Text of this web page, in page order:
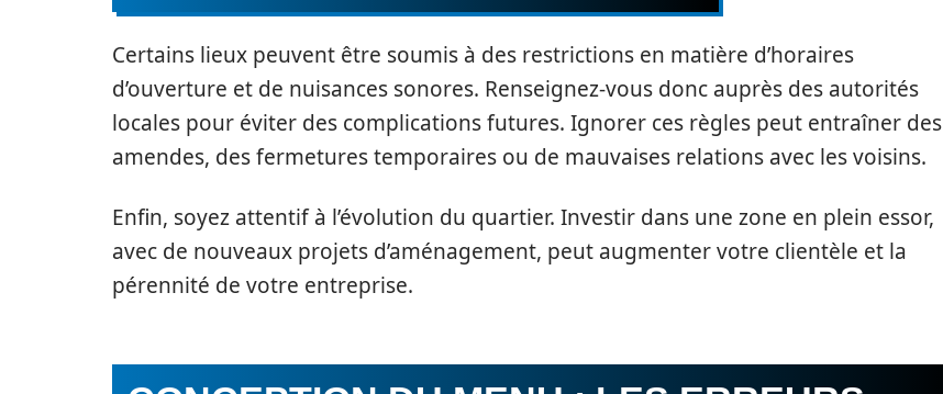
Certains lieux peuvent être soumis à des restrictions en matière d’horaires
d’ouverture et de nuisances sonores. Renseignez-vous donc auprès des autorités
locales pour éviter des complications futures. Ignorer ces règles peut entraîner des
amendes, des fermetures temporaires ou de mauvaises relations avec les voisins.
Enfin, soyez attentif à l’évolution du quartier. Investir dans une zone en plein essor,
avec de nouveaux projets d’aménagement, peut augmenter votre clientèle et la
pérennité de votre entreprise.